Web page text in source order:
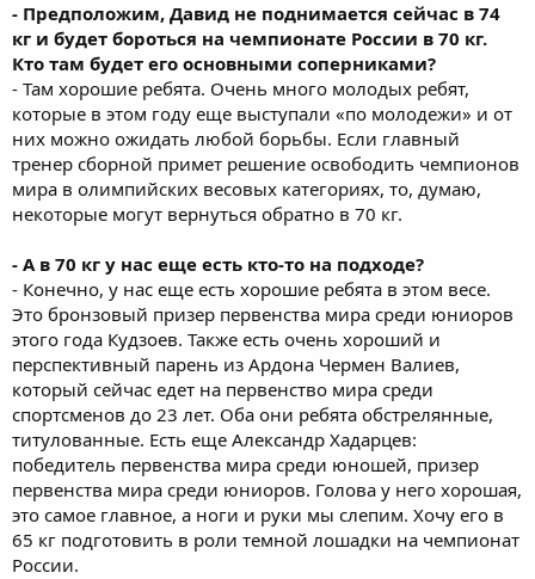
- Предположим, Давид не поднимается сейчас в 74
кг и будет бороться на чемпионате России в 70 кг.
Кто там будет его основными соперниками?
- Там хорошие ребята. Очень много молодых ребят,
которые в этом году еще выступали «по молодежи» и от
них можно ожидать любой борьбы. Если главный
тренер сборной примет решение освободить чемпионов
мира в олимпийских весовых категориях, то, думаю,
некоторые могут вернуться обратно в 70 кг.
- А в 70 кг у нас еще есть кто-то на подходе?
- Конечно, у нас еще есть хорошие ребята в этом весе.
Это бронзовый призер первенства мира среди юниоров
этого года Кудзоев. Также есть очень хороший и
перспективный парень из Ардона Чермен Валиев,
который сейчас едет на первенство мира среди
спортсменов до 23 лет. Оба они ребята обстрелянные,
титулованные. Есть еще Александр Хадарцев:
победитель первенства мира среди юношей, призер
первенства мира среди юниоров. Голова у него хорошая,
это самое главное, а ноги и руки мы слепим. Хочу его в
65 кг подготовить в роли темной лошадки на чемпионат
России.